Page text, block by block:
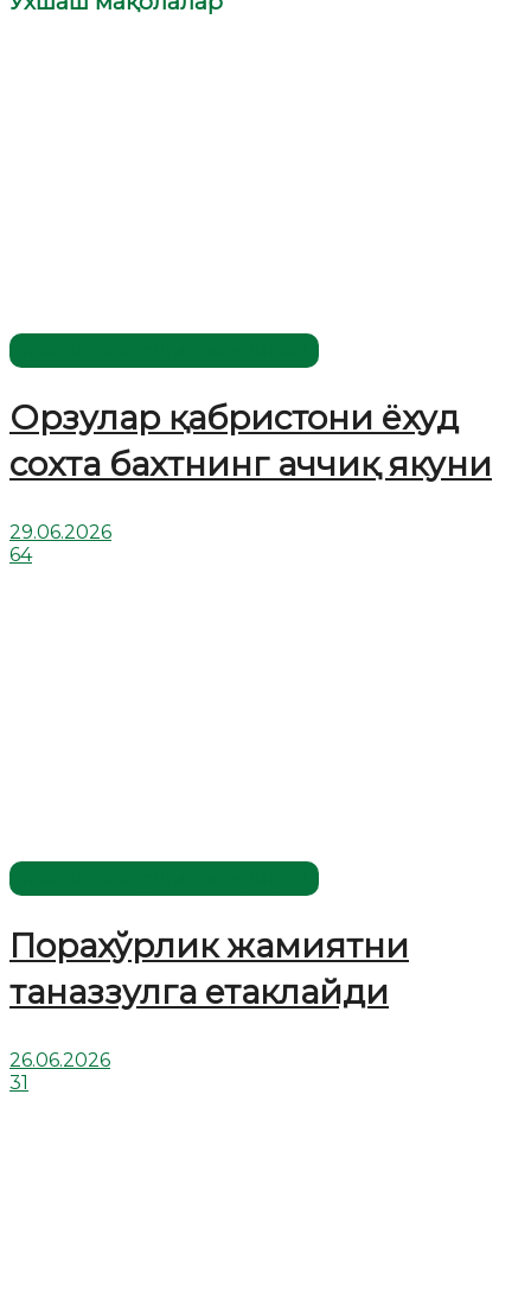
Орзулар қабристони ёхуд
сохта бахтнинг аччиқ якуни
29.06.2026
64
Порахўрлик жамиятни
таназзулга етаклайди
26.06.2026
31